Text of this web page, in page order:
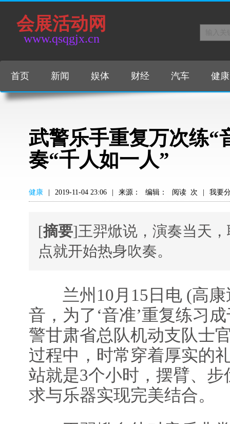
会展活动网
www.qsqgjx.cn
首页 新闻 娱体 财经 汽车 健康
武警乐手重复万次练“
奏“千人如一人”
健康 2019-11-04 23:06 来源： 编辑： 阅读 次 我要
[摘要]王羿焮说，演奏当天
点就开始热身吹奏。
兰州10月15日电 (高康
音，为了‘音准’重复练习
警甘肃省总队机动支队士
过程中，时常穿着厚实的
站就是3个小时，摆臂、
求与乐器实现完美结合。